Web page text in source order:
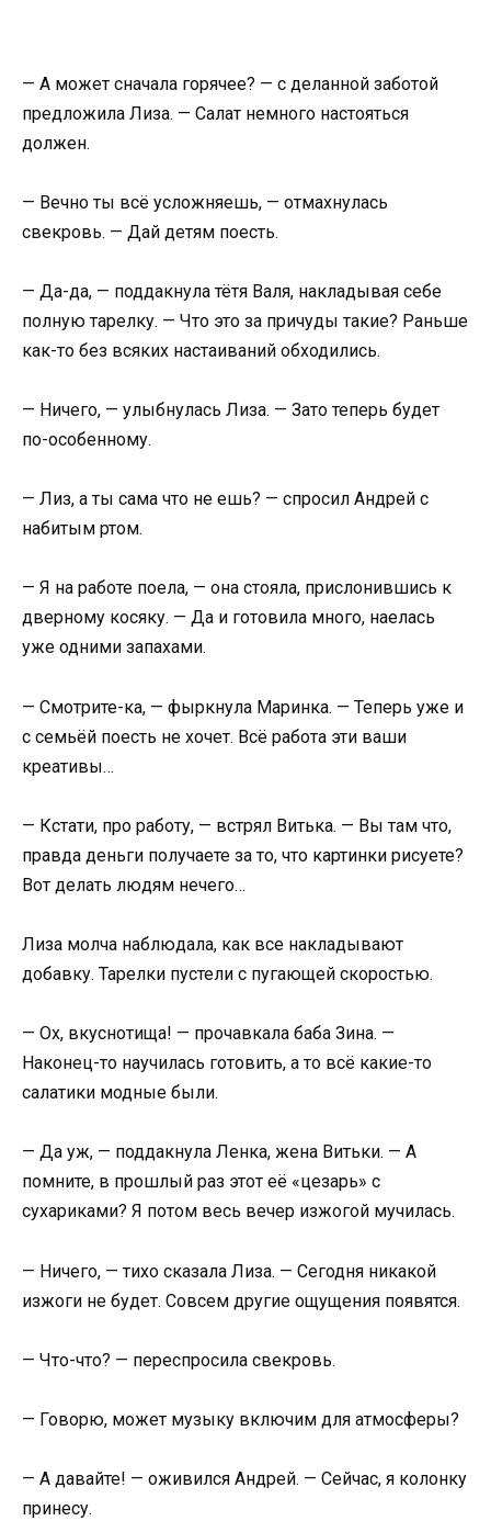
— А может сначала горячее? — с деланной заботой
предложила Лиза. — Салат немного настояться
должен.
— Вечно ты всё усложняешь, — отмахнулась
свекровь. — Дай детям поесть.
— Да-да, — поддакнула тётя Валя, накладывая себе
полную тарелку. — Что это за причуды такие? Раньше
как-то без всяких настаиваний обходились.
— Ничего, — улыбнулась Лиза. — Зато теперь будет
по-особенному.
— Лиз, а ты сама что не ешь? — спросил Андрей с
набитым ртом.
— Я на работе поела, — она стояла, прислонившись к
дверному косяку. — Да и готовила много, наелась
уже одними запахами.
— Смотрите-ка, — фыркнула Маринка. — Теперь уже и
с семьёй поесть не хочет. Всё работа эти ваши
креативы…
— Кстати, про работу, — встрял Витька. — Вы там что,
правда деньги получаете за то, что картинки рисуете?
Вот делать людям нечего…
Лиза молча наблюдала, как все накладывают
добавку. Тарелки пустели с пугающей скоростью.
— Ох, вкуснотища! — прочавкала баба Зина. —
Наконец-то научилась готовить, а то всё какие-то
салатики модные были.
— Да уж, — поддакнула Ленка, жена Витьки. — А
помните, в прошлый раз этот её «цезарь» с
сухариками? Я потом весь вечер изжогой мучилась.
— Ничего, — тихо сказала Лиза. — Сегодня никакой
изжоги не будет. Совсем другие ощущения появятся.
— Что-что? — переспросила свекровь.
— Говорю, может музыку включим для атмосферы?
— А давайте! — оживился Андрей. — Сейчас, я колонку
принесу.